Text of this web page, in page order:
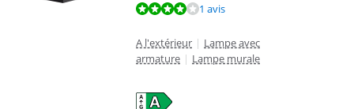
La note est de 8,0 sur 10, basée sur 1 avis.1 avis
A l'extérieur | Lampe avec
armature | Lampe murale